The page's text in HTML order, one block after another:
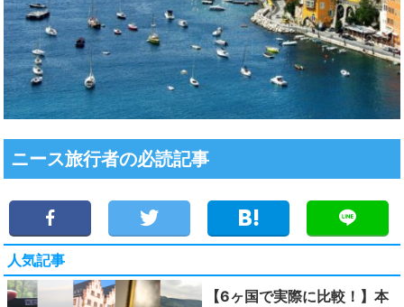
ニース旅行者の必読記事
人気記事
【6ヶ国で実際に比較！】本